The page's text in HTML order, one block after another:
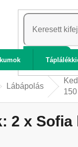
KERESÉS
Lábápolás
150
2 x